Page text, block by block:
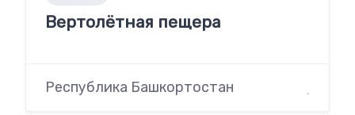
Вертолётная пещера
Республика Башкортостан